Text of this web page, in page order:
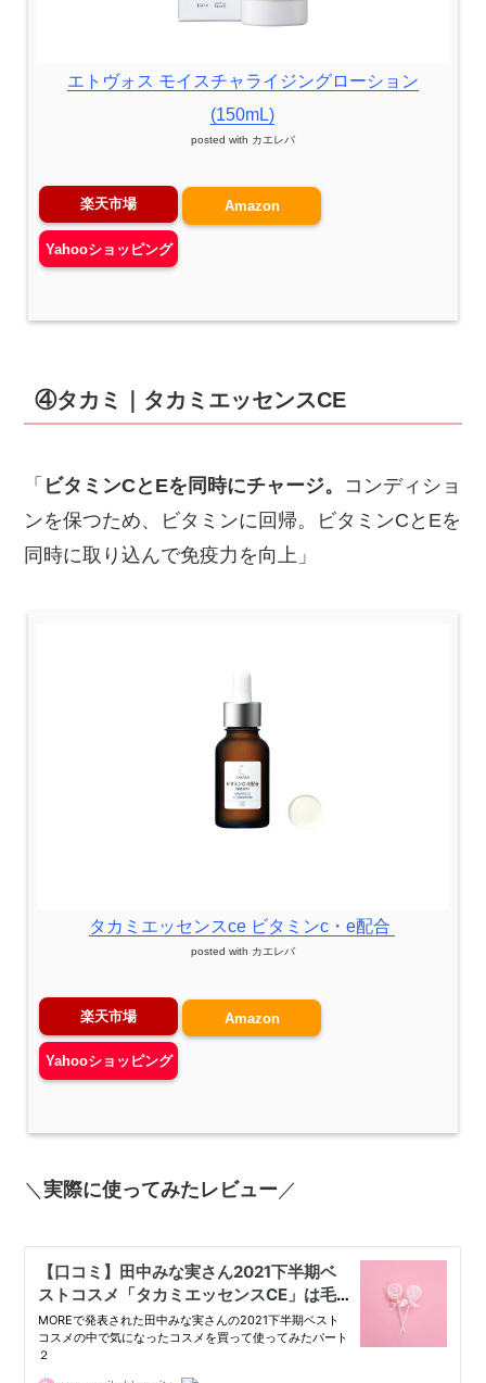
エトヴォス モイスチャライジングローション
(150mL)
posted with カエレバ
楽天市場 Amazon
Yahooショッピング
④タカミ｜タカミエッセンスCE
「 ビタミンCとEを同時にチャージ。 コンディショ
ンを保つため、ビタミンに回帰。ビタミンCとEを
同時に取り込んで免疫力を向上」
タカミエッセンスce ビタミンc・e配合
posted with カエレバ
楽天市場 Amazon
Yahooショッピング
＼実際に使ってみたレビュー ／